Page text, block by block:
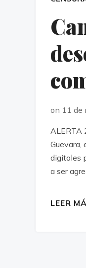
on 11 de
ALERTA
Guevara,
digitales
a ser
LEER